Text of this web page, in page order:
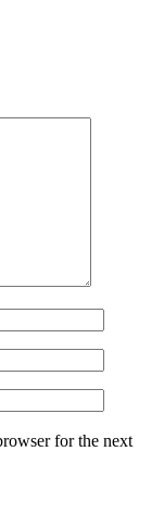
for the next